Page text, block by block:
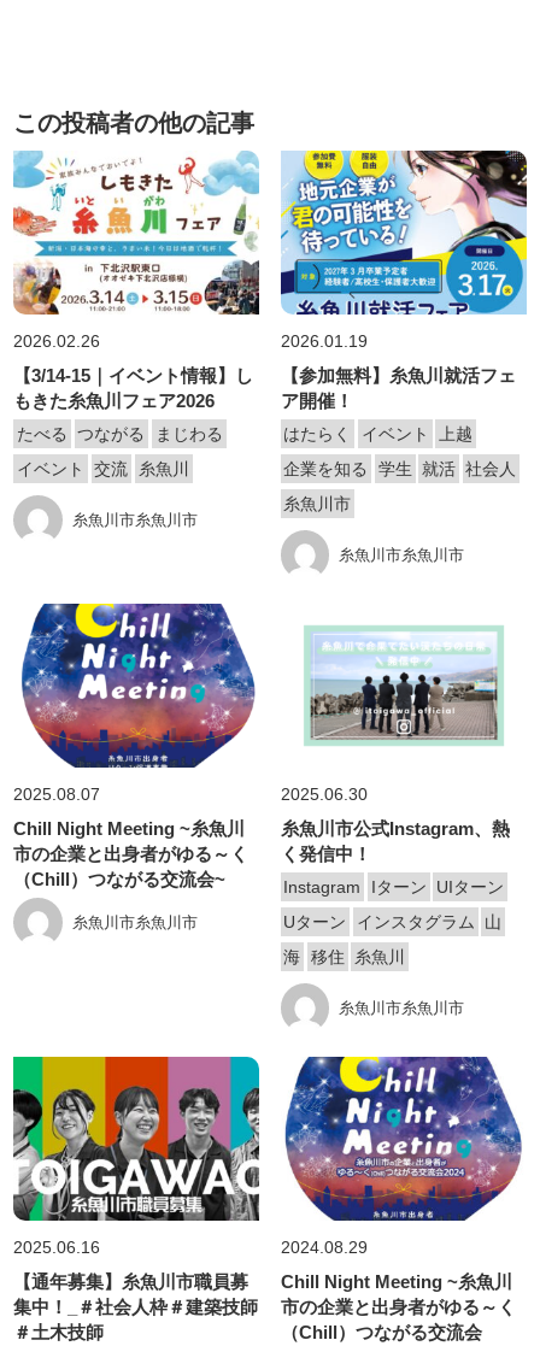
この投稿者の他の記事
2026.02.26
【3/14-15｜イベント情報】し
もきた糸魚川フェア2026
たべる つながる
まじわる
イベント
交流 糸魚川
糸魚川市糸魚川市
2026.01.19
【参加無料】糸魚川就活フェ
ア開催！
はたらく イベント
上越
企業を知る
学生 就活 社会人
糸魚川市
糸魚川市糸魚川市
2025.08.07
Chill Night Meeting ~糸魚川
市の企業と出身者がゆる～く
（Chill）つながる交流会~
糸魚川市糸魚川市
2025.06.30
糸魚川市公式Instagram、熱
く発信中！
Instagram Iターン
UIターン
Uターン
インスタグラム
山
海 移住 糸魚川
糸魚川市糸魚川市
2025.06.16
【通年募集】糸魚川市職員募
集中！_＃社会人枠＃建築技師
＃土木技師
2024.08.29
Chill Night Meeting ~糸魚川
市の企業と出身者がゆる～く
（Chill）つながる交流会